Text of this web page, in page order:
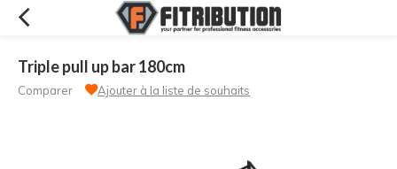
Triple pull up bar 180cm
Comparer Ajouter à la liste de souhaits